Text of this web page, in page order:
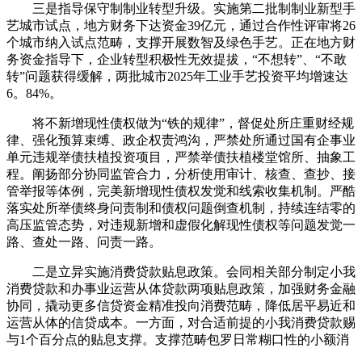
三是指导保守制制业转型升级。实施第二批制制业新型手
艺城市试点，地方财务下达资金39亿元，通过合作性评审将26
个城市纳入试点范畴，支撑开展数智及绿色手艺。正在地方财
务资金指导下，企业转型积极性无效提拔，“不想转”、“不敢
转”问题获得缓解，两批城市2025年工业手艺投资平均增速达
6。84%。
将不新增现性债权做为“铁的规律”，督促处所庄重财经规
律、强化预算束缚、政企权责鸿沟，严禁处所通过国有企事业
单元违规举债扶植投资项目，严禁举债扶植楼堂馆所、抽象工
程。阐扬部分协同监管合力，分析使用审计、核查、查抄、接
管举报等体例，完美新增现性债权发觉和线索收集机制。严酷
落实处所举债终身问责制和债权问题倒查机制，持续连结零的
高压监管态势，对违规新增和虚假化解现性债权等问题发觉一
路、查处一路、问责一路。
二是立异实施消费贷款贴息政策。会同相关部分制定小我
消费贷款和办事业运营从体贷款两项贴息政策，加强财务金融
协同，撬动更多信贷资金精准投向消费范畴，降低居平易近和
运营从体的信贷成本。一方面，对合适前提的小我消费贷款赐
与1个百分点的贴息支撑。支撑范畴包罗日常糊口性的小额消